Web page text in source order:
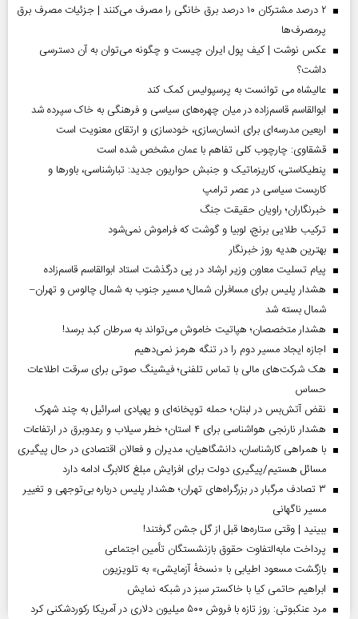
۲ درصد مشترکان ۱۰ درصد برق خانگی را مصرف می‌کنند | جزئیات مصرف برق
پرمصرف‌ها
عکس نوشت | کیف پول ایران چیست و چگونه می‌توان به آن دسترسی
داشت؟
عالیشاه می توانست به پرسپولیس کمک کند
ابوالقاسم قاسم‌زاده در میان چهره‌های سیاسی و فرهنگی به خاک سپرده شد
اربعین مدرسه‌ای برای انسان‌سازی، خودسازی و ارتقای معنویت است
قشقاوی: چارچوب کلی تفاهم با عمان مشخص شده است
پنطیکاستی، کاریزماتیک و جنبش حواریون جدید: تبارشناسی، باور‌ها و
کاربست سیاسی در عصر ترامپ
خبرنگاران؛ راویان حقیقت جنگ
ترکیب طلایی برنج، لوبیا و گوشت که فراموش نمی‌شود
بهترین هدیه روز خبرنگار
پیام تسلیت معاون وزیر ارشاد در پی درگذشت استاد ابوالقاسم قاسم‌زاده
هشدار پلیس برای مسافران شمال؛ مسیر جنوب به شمال چالوس و تهران–
شمال بسته شد
هشدار متخصصان؛ هپاتیت خاموش می‌تواند به سرطان کبد برسد!
اجازه ایجاد مسیر دوم را در تنگه هرمز نمی‌دهیم
هک شرکت‌های مالی با تماس تلفنی؛ فیشینگ صوتی برای سرقت اطلاعات
حساس
نقض آتش‌بس در لبنان؛ حمله توپخانه‌ای و پهپادی اسرائیل به چند شهرک
هشدار نارنجی هواشناسی برای ۴ استان؛ خطر سیلاب و رعدوبرق در ارتفاعات
با همراهی کارشناسان، دانشگاهیان، مدیران و فعالان اقتصادی در حال پیگیری
مسائل هستیم/پیگیری دولت برای افزایش مبلغ کالابرگ ادامه دارد
۳ تصادف مرگبار در بزرگراه‌های تهران؛ هشدار پلیس درباره بی‌توجهی و تغییر
مسیر ناگهانی
ببینید | وقتی ستاره‌ها قبل از گل جشن گرفتند!
پرداخت مابه‌التفاوت حقوق بازنشستگان تأمین اجتماعی
بازگشت مسعود اطیابی با «نسخهٔ آزمایشی» به تلویزیون
ابراهیم حاتمی کیا با خاکستر سبز در شبکه نمایش
مرد عنکبوتی: روز تازه با فروش ۵۰۰ میلیون دلاری در آمریکا رکوردشکنی کرد